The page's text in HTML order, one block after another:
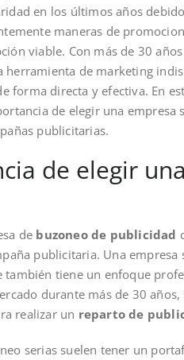
en los últimos años
maneras de
viable. Con más de 30
de marketing
forma directa y efectiva. En
de elegir una
publicitarias.
de elegir
de buzoneo de publicidad
publicitaria. Una
tiene un enfoque
durante más de 30
realizar un reparto de
serias suelen tener un